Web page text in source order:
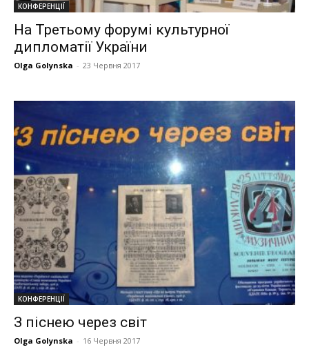
КОНФЕРЕНЦІЇ
На Третьому форумі культурної
дипломатії України
Olga Golynska - 23 Червня 2017
КОНФЕРЕНЦІЇ
З піснею через світ
Olga Golynska - 16 Червня 2017